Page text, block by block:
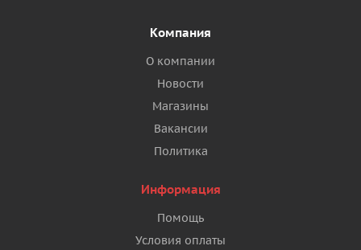
Компания
О компании
Новости
Магазины
Вакансии
Политика
Информация
Помощь
Условия оплаты